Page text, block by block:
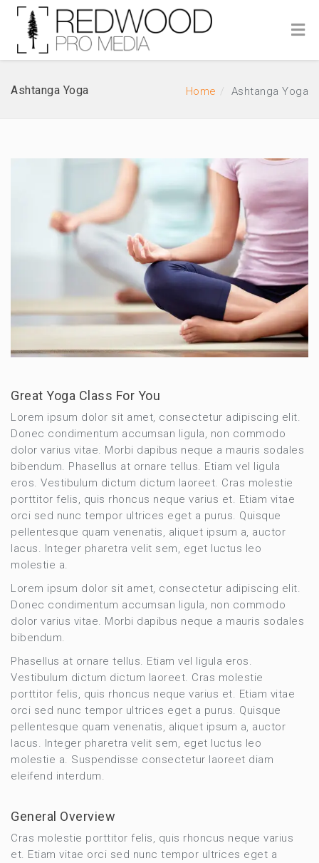
Ashtanga Yoga Home Ashtanga Yoga
Great Yoga Class For You
Lorem ipsum dolor sit amet, consectetur adipiscing elit.
Donec condimentum accumsan ligula, non commodo
dolor varius vitae. Morbi dapibus neque a mauris sodales
bibendum. Phasellus at ornare tellus. Etiam vel ligula
eros. Vestibulum dictum dictum laoreet. Cras molestie
porttitor felis, quis rhoncus neque varius et. Etiam vitae
orci sed nunc tempor ultrices eget a purus. Quisque
pellentesque quam venenatis, aliquet ipsum a, auctor
lacus. Integer pharetra velit sem, eget luctus leo
molestie a.
Lorem ipsum dolor sit amet, consectetur adipiscing elit.
Donec condimentum accumsan ligula, non commodo
dolor varius vitae. Morbi dapibus neque a mauris sodales
bibendum.
Phasellus at ornare tellus. Etiam vel ligula eros.
Vestibulum dictum dictum laoreet. Cras molestie
porttitor felis, quis rhoncus neque varius et. Etiam vitae
orci sed nunc tempor ultrices eget a purus. Quisque
pellentesque quam venenatis, aliquet ipsum a, auctor
lacus. Integer pharetra velit sem, eget luctus leo
molestie a. Suspendisse consectetur laoreet diam
eleifend interdum.
General Overview
Cras molestie porttitor felis, quis rhoncus neque varius
et. Etiam vitae orci sed nunc tempor ultrices eget a